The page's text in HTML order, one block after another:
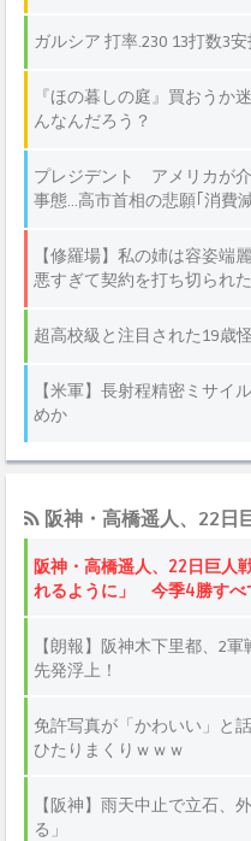
阪神・高橋遥人、22日
阪神・高橋遥人、22日巨人
れるように」 今季4勝すべ
【朗報】阪神木下里都、2
先発浮上！
免許写真が「かわいい」と
ひたりまくりｗｗｗ
【阪神】雨天中止で立石、
る」